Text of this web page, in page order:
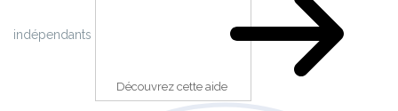
indépendants
Découvrez cette aide